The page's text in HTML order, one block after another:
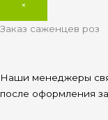
×
Заказ саженцев роз
Наши менеджеры
после оформления